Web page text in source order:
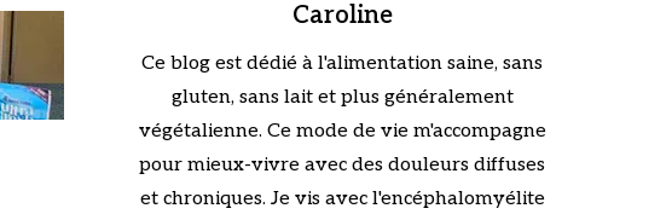
Caroline
Ce blog est dédié à l'alimentation saine, sans
gluten, sans lait et plus généralement
végétalienne. Ce mode de vie m'accompagne
pour mieux-vivre avec des douleurs diffuses
et chroniques. Je vis avec l'encéphalomyélite